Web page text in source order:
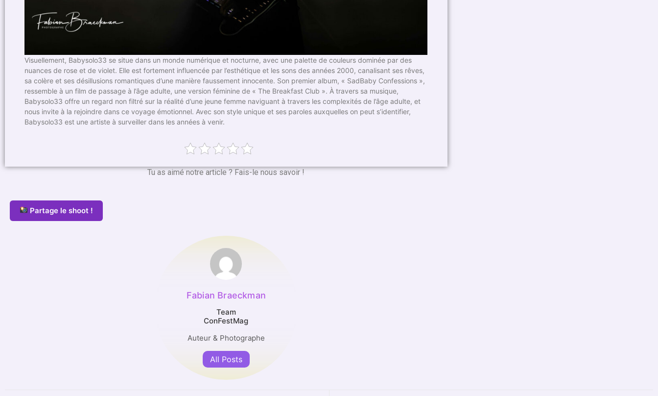
Visuellement, Babysolo33 se situe dans un monde numérique et nocturne, avec une palette de couleurs dominée par des
nuances de rose et de violet. Elle est fortement influencée par l’esthétique et les sons des années 2000, canalisant ses rêves,
sa colère et ses désillusions romantiques d’une manière faussement innocente. Son premier album, « SadBaby Confessions »,
ressemble à un film de passage à l’âge adulte, une version féminine de « The Breakfast Club ». À travers sa musique,
Babysolo33 offre un regard non filtré sur la réalité d’une jeune femme naviguant à travers les complexités de l’âge adulte, et
nous invite à la rejoindre dans ce voyage émotionnel. Avec son style unique et ses paroles auxquelles on peut s’identifier,
Babysolo33 est une artiste à surveiller dans les années à venir.
Tu as aimé notre article ? Fais-le nous savoir !
Partage le shoot !
Fabian Braeckman
Team
ConFestMag
Auteur & Photographe
All Posts